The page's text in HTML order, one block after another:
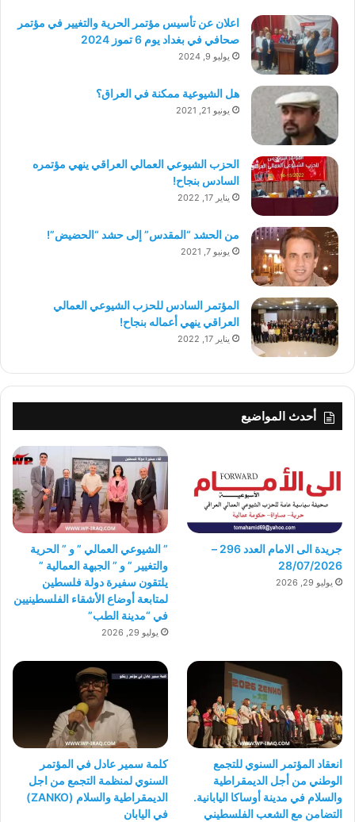
اعلان عن تأسيس مؤتمر الحرية والتغيير في مؤتمر
صحافي في بغداد يوم 6 تموز 2024
يوليو 9, 2024
هل الشيوعية ممكنة في العراق؟
يونيو 21, 2021
الحزب الشيوعي العمالي العراقي ينهي مؤتمره
السادس بنجاح!
يناير 17, 2022
من الحشد “المقدس” إلى حشد “الحضيض”!
يونيو 7, 2021
المؤتمر السادس للحزب الشيوعي العمالي
العراقي ينهي أعماله بنجاح!
يناير 17, 2022
أحدث المواضيع
جريدة الى الامام العدد 296 –
28/07/2026
يوليو 29, 2026
” الشيوعي العمالي ” و ” الحرية
والتغيير ” و ” الجبهة العمالية ”
يلتقون سفيرة دولة فلسطين
لمتابعة أوضاع الأشقاء الفلسطينيين
في “مدينة الطب”
يوليو 29, 2026
انعقاد المؤتمر السنوي للتجمع
الوطني من أجل الديمقراطية
والسلام في مدينة أوساكا اليابانية.
التضامن مع الشعب الفلسطيني
كلمة سمير عادل في المؤتمر
السنوي لمنظمة التجمع من اجل
الديمقراطية والسلام (ZANKO)
في اليابان